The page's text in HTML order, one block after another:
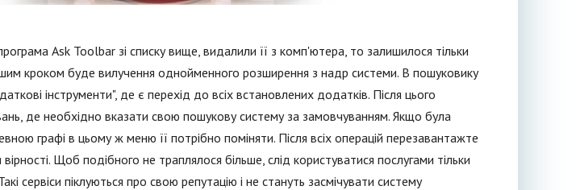
Ask Toolbar зі списку вище, видалили її з комп'ютера, то залишилося тільки
кроком буде вилучення однойменного розширення з надр системи. В пошуковику
інструменти", де є перехід до всіх встановлених додатків. Після цього
де необхідно вказати свою пошукову систему за замовчуванням. Якщо була
графі в цьому ж меню її потрібно поміняти. Після всіх операцій перезавантажте
Щоб подібного не траплялося більше, слід користуватися послугами тільки
сервіси піклуються про свою репутацію і не стануть засмічувати систему